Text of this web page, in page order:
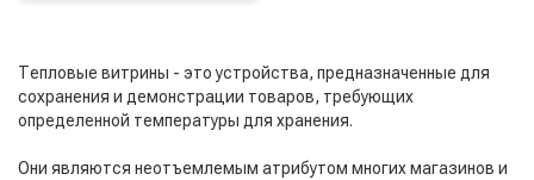
Тепловые витрины - это устройства, предназначенные для
сохранения и демонстрации товаров, требующих
определенной температуры для хранения.
Они являются неотъемлемым атрибутом многих магазинов и